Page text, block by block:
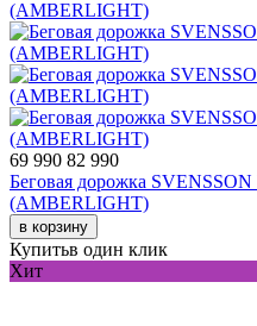
69 990 82 990
Беговая дорожка
(AMBERLIGHT)
в корзину
Купитьв один клик
Хит